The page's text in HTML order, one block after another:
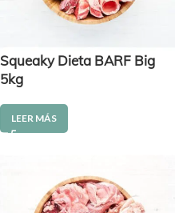
Squeaky Dieta BARF Big
5kg
LEER MÁS